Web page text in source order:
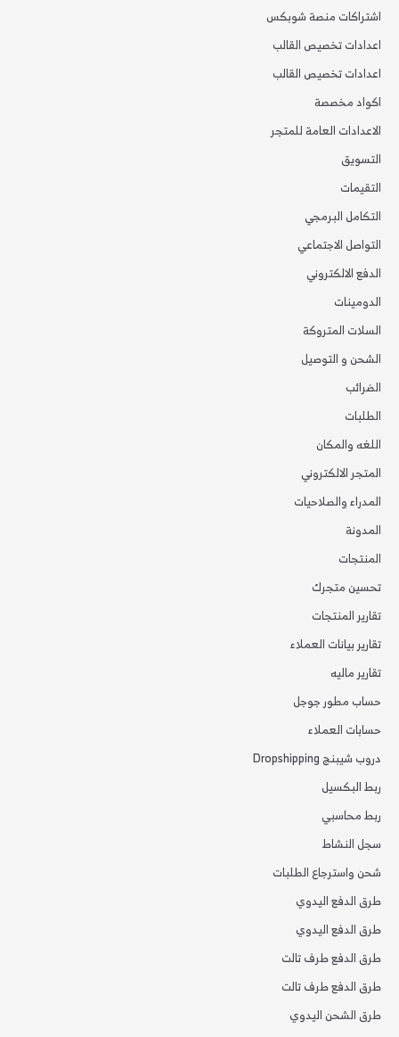
اشتراكات منصة شوبكس
اعدادات تخصيص القالب
اعدادات تخصيص القالب
اكواد مخصصة
الاعدادات العامة للمتجر
التسويق
التقيمات
التكامل البرمجي
التواصل الاجتماعي
الدفع الالكتروني
الدومينات
السلات المتروكة
الشحن و التوصيل
الضرائب
الطلبات
اللغه والمكان
المتجر الالكتروني
المدراء والصلاحيات
المدونة
المنتجات
تحسين متجرك
تقارير المنتجات
تقارير بيانات العملاء
تقارير ماليه
حساب مطور جوجل
حسابات العملاء
دروب شيبنج Dropshipping
ربط البكسيل
ربط محاسبي
سجل النشاط
شحن واسترجاع الطلبات
طرق الدفع اليدوي
طرق الدفع اليدوي
طرق الدفع طرف تالت
طرق الدفع طرف تالت
طرق الشحن اليدوي